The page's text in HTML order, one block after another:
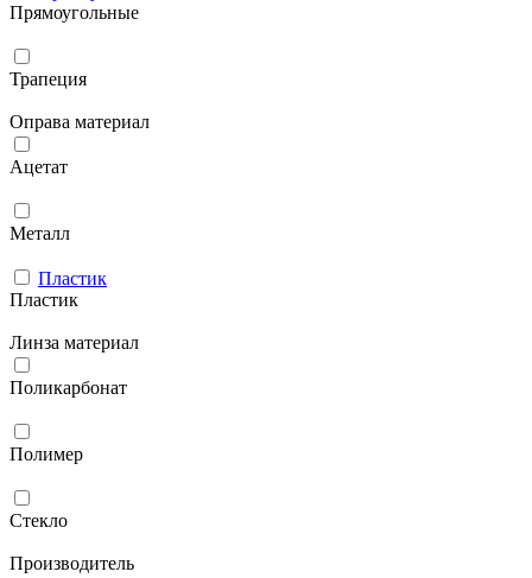
Прямоугольные
Трапеция
Оправа материал
Ацетат
Металл
Пластик
Пластик
Линза материал
Поликарбонат
Полимер
Стекло
Производитель